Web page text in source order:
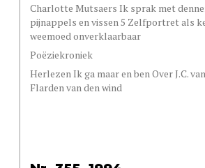
Charlotte Mutsaers Ik sprak met
pijnappels en vissen 5 Zelfportret als
weemoed onverklaarbaar
Poëziekroniek
Herlezen Ik ga maar en ben Over J.C.
Flarden van den wind